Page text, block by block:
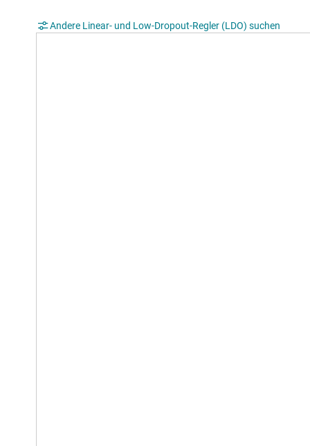
Andere Linear- und Low-Dropout-Regler (LDO) suchen